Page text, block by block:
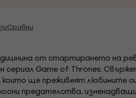
Сравни
от стартирането на
сериал Game of Thrones.
които ще преживеят любимите
предателства,